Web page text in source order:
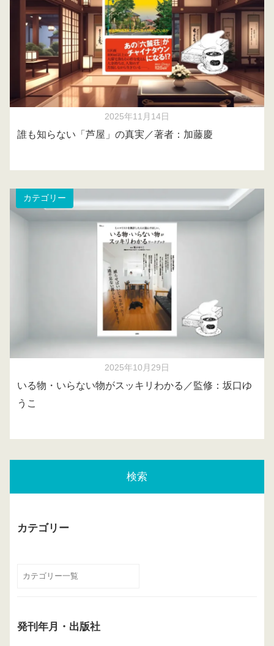
2025年11月14日
誰も知らない「芦屋」の真実／著者：加藤慶
カテゴリー
2025年10月29日
いる物・いらない物がスッキリわかる／監修：坂口ゆ
うこ
検索
カテゴリー
発刊年月・出版社